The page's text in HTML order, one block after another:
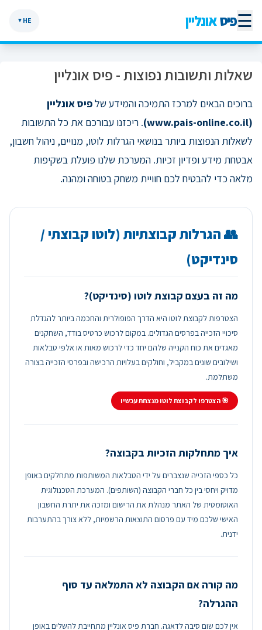
☰פיסאונליין HE
▼
שאלות ותשובות נפוצות - פיס אונליין
ברוכים הבאים למרכז התמיכה והמידע שלפיס אונליין
(www.pais-online.co.il)
. ריכזנו עבורכם את כל התשובות
לשאלות הנפוצות ביותר בנושאי הגרלות לוטו, מנויים, ניהול חשבון,
אבטחת מידע ופדיון זכיות. המערכת שלנו פועלת בשקיפות
מלאה כדי להבטיח לכם חוויית משחק בטוחה ומהנה.
👥 הגרלות קבוצתיות (לוטו קבוצתי /
סינדיקט)
מה זה בעצם קבוצת לוטו (סינדיקט)?
הצטרפות לקבוצת לוטו היא הדרך הפופולרית והחכמה ביותר להגדלת
סיכויי הזכייה בפרסים הגדולים. במקום לרכוש כרטיס בודד, השחקנים
מאגדים את כוח הקנייה שלהם יחד כדי לרכוש מאות או אלפי טבלאות
ושילובים שונים במקביל, וחולקים בעלויות הרכישה ובפרסי הזכייה בצורה
משתלמת.
🎯 הצטרפו לקבוצת לוטו מנצחת עכשיו
איך מתחלקות הזכיות בקבוצה?
כל כספי הזכייה שנצברים על ידי הטבלאות המשותפות מתחלקים באופן
מדויק ויחסי בין כל חברי הקבוצה (השותפים). המערכת הטכנולוגית
האוטומטית של האתר מנהלת את הרישום ומזכה את יתרת החשבון
האישי שלכם מיד עם פרסום התוצאות הרשמיות, ללא צורך בהתערבות
ידנית.
מה קורה אם הקבוצה לא התמלאה עד סוף
ההגרלה?
אין לכם שום סיבה לדאגה. חברת פיס אונליין מתחייבת להשלים באופן